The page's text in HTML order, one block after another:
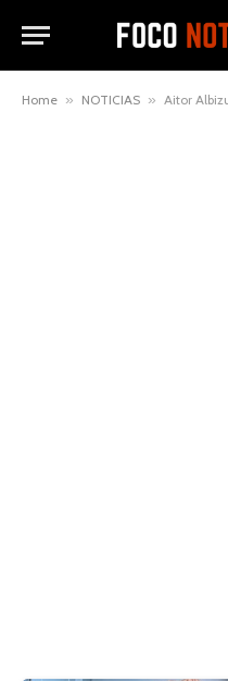
Home » NOTICIAS » Aitor